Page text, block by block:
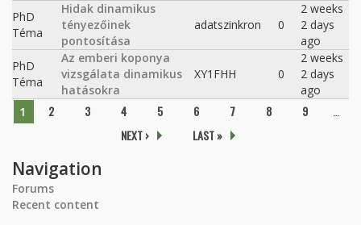
PhD
Téma
Hidak dinamikus
tényezőinek
pontosítása
adatszinkron 0
2 weeks
2 days
ago
PhD
Téma
Az emberi koponya
vizsgálata dinamikus
hatásokra
XY1FHH 0
2 weeks
2 days
ago
Pages
1 2 3 4 5 6 7 8 9
NEXT ›
LAST »
Navigation
Forums
Recent content